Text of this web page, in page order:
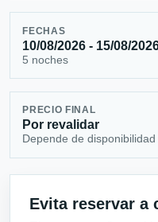
FECHAS
10/08/2026 - 15/08/
5 noches
PRECIO FINAL
Por revalidar
Depende de
Evita reservar a